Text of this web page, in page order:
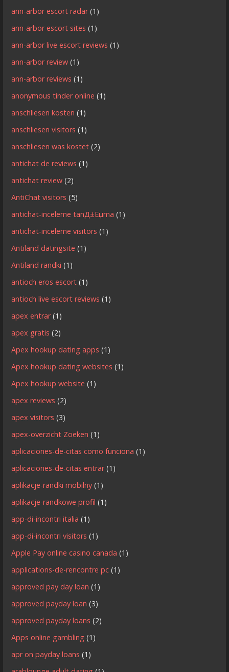
ann-arbor escort radar(1)
ann-arbor escort sites (1)
ann-arbor live escort reviews (1)
ann-arbor review (1)
ann-arbor reviews (1)
anonymous tinder online (1)
anschliesen kosten (1)
anschliesen visitors (1)
anschliesen was kostet (2)
antichat de reviews (1)
antichat review (2)
AntiChat visitors (5)
antichat-inceleme tanД±Еџma (1)
antichat-inceleme visitors (1)
Antiland datingsite (1)
Antiland randki (1)
antioch eros escort (1)
antioch live escort reviews (1)
apex entrar(1)
apex gratis (2)
Apex hookup dating apps (1)
Apex hookup dating websites (1)
Apex hookup website (1)
apex reviews (2)
apex visitors (3)
apex-overzicht Zoeken (1)
aplicaciones-de-citas como funciona (1)
aplicaciones-de-citas entrar(1)
aplikacje-randki mobilny (1)
aplikacje-randkowe profil (1)
app-di-incontri italia (1)
app-di-incontri visitors (1)
Apple Pay online casino canada (1)
applications-de-rencontre pc (1)
approved pay day loan (1)
approved payday loan (3)
approved payday loans (2)
Apps online gambling (1)
apr on payday loans (1)